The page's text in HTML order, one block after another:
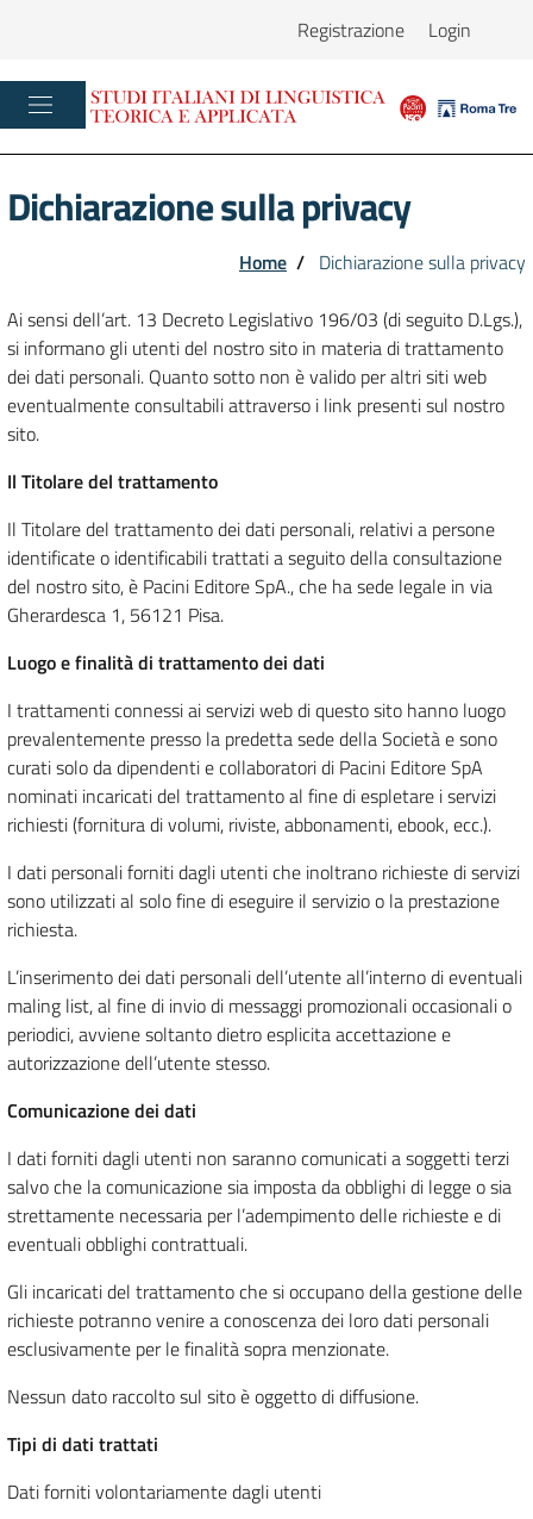
Registrazione Login
Dichiarazione sulla privacy
Home / Dichiarazione sulla privacy
Ai sensi dell’art. 13 Decreto Legislativo 196/03 (di seguito D.Lgs.),
si informano gli utenti del nostro sito in materia di trattamento
dei dati personali. Quanto sotto non è valido per altri siti web
eventualmente consultabili attraverso i link presenti sul nostro
sito.
Il Titolare del trattamento
Il Titolare del trattamento dei dati personali, relativi a persone
identificate o identificabili trattati a seguito della consultazione
del nostro sito, è Pacini Editore SpA., che ha sede legale in via
Gherardesca 1, 56121 Pisa.
Luogo e finalità di trattamento dei dati
I trattamenti connessi ai servizi web di questo sito hanno luogo
prevalentemente presso la predetta sede della Società e sono
curati solo da dipendenti e collaboratori di Pacini Editore SpA
nominati incaricati del trattamento al fine di espletare i servizi
richiesti (fornitura di volumi, riviste, abbonamenti, ebook, ecc.).
I dati personali forniti dagli utenti che inoltrano richieste di servizi
sono utilizzati al solo fine di eseguire il servizio o la prestazione
richiesta.
L’inserimento dei dati personali dell’utente all’interno di eventuali
maling list, al fine di invio di messaggi promozionali occasionali o
periodici, avviene soltanto dietro esplicita accettazione e
autorizzazione dell’utente stesso.
Comunicazione dei dati
I dati forniti dagli utenti non saranno comunicati a soggetti terzi
salvo che la comunicazione sia imposta da obblighi di legge o sia
strettamente necessaria per l’adempimento delle richieste e di
eventuali obblighi contrattuali.
Gli incaricati del trattamento che si occupano della gestione delle
richieste potranno venire a conoscenza dei loro dati personali
esclusivamente per le finalità sopra menzionate.
Nessun dato raccolto sul sito è oggetto di diffusione.
Tipi di dati trattati
Dati forniti volontariamente dagli utenti